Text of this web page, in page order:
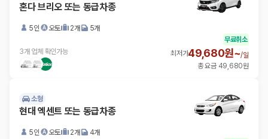
혼다 브리오 또는 동급차종
5인 오토 2개 5개
3개 업체 확인가능
무료취소
최저가49,680원~/일
총 요금 49,680원
소형
현대 엑센트 또는 동급차종
5인 오토 2개 4개